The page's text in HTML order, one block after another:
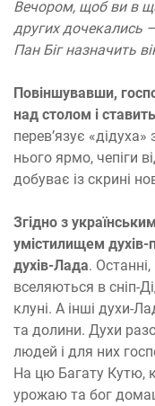
Вечором, щоб ви в
других дочекались
Пан Біг назначить
Повіншувавши,
над столом і
перев’язує
нього ярмо, чепіги
добуває із скрині
Згідно з
умістилищем
духів-Лада.
вселяються в сніп-
клуні. А інші духи-
та долини. Духи
людей і для них
На цю Багату Кутю,
урожаю та бог